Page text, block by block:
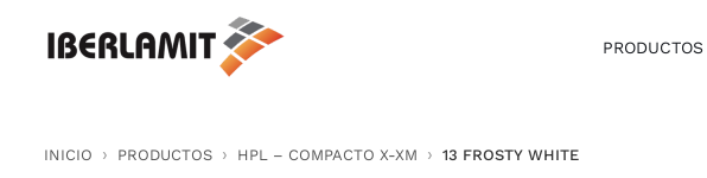
PRODUCTOS
INICIO PRODUCTOS HPL – COMPACTO X-XM 13 FROSTY WHITE